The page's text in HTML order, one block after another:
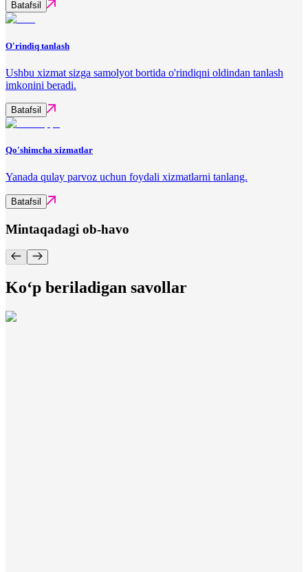
Batafsil
O'rindiq tanlash
Ushbu xizmat sizga samolyot bortida o'rindiqni oldindan tanlash
imkonini beradi.
Batafsil
Qo'shimcha xizmatlar
Yanada qulay parvoz uchun foydali xizmatlarni tanlang.
Batafsil
Mintaqadagi ob-havo
Ko‘p beriladigan savollar